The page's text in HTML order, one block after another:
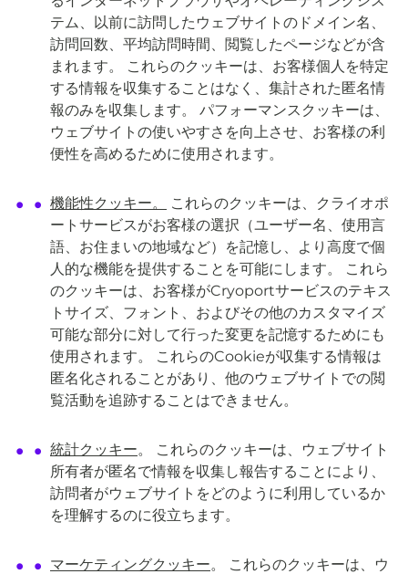
テム、以前に訪問したウェブサイトのドメイン名、
訪問回数、平均訪問時間、閲覧したページなどが含
まれます。 これらのクッキーは、お客様個人を特定
する情報を収集することはなく、集計された匿名情
報のみを収集します。 パフォーマンスクッキーは、
ウェブサイトの使いやすさを向上させ、お客様の利
便性を高めるために使用されます。
機能性クッキー。
これらのクッキーは、クライオポ
ートサービスがお客様の選択（ユーザー名、使用言
語、お住まいの地域など）を記憶し、より高度で個
人的な機能を提供することを可能にします。 これら
のクッキーは、お客様がCryoportサービスのテキス
トサイズ、フォント、およびその他のカスタマイズ
可能な部分に対して行った変更を記憶するためにも
使用されます。 これらのCookieが収集する情報は
匿名化されることがあり、他のウェブサイトでの閲
覧活動を追跡することはできません。
統計クッキー。 これらのクッキーは、ウェブサイト
所有者が匿名で情報を収集し報告することにより、
訪問者がウェブサイトをどのように利用しているか
を理解するのに役立ちます。
マーケティングクッキー。 これらのクッキーは、ウ